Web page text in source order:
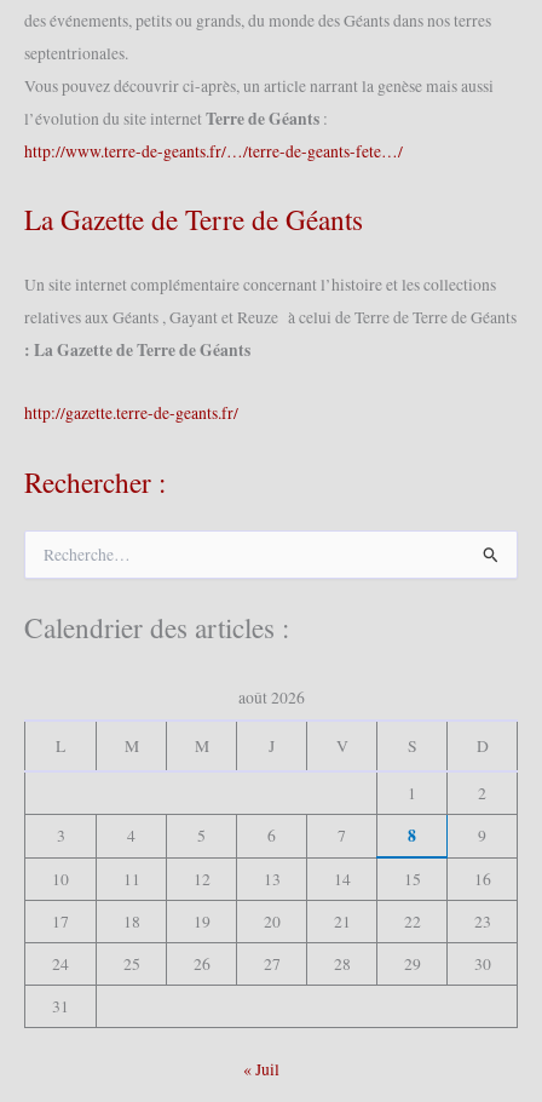
des événements, petits ou grands, du monde des Géants dans nos terres
septentrionales.
Vous pouvez découvrir ci-après, un article narrant la genèse mais aussi
l’évolution du site internet Terre de Géants :
http://www.terre-de-geants.fr/…/terre-de-geants-fete…/
La Gazette de Terre de Géants
Un site internet complémentaire concernant l’histoire et les collections
relatives aux Géants , Gayant et Reuze à celui de Terre de Terre de Géants
: La Gazette de Terre de Géants
http://gazette.terre-de-geants.fr/
Rechercher :
h
e
Calendrier des articles :
août 2026
L M M J V S D
1
2
3
4 5 6 7 8
9
10
11 12 13 14 15
16
17
18 19 20 21 22
23
24
25 26 27 28 29
30
31
« Juil